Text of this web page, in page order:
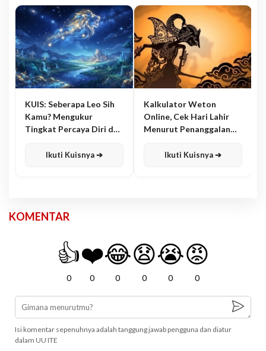
KUIS: Seberapa Leo Sih
Kamu? Mengukur
Tingkat Percaya Diri dan
Ikuti Kuisnya ➔
Kalkulator Weton
Online, Cek Hari Lahir
Menurut Penanggalan
Ikuti Kuisnya ➔
KOMENTAR
👍
0
❤️
0
😂
0
😧
0
😭
0
😡
0
Isi komentar sepenuhnya adalah tanggung jawab pengguna dan diatur
dalam UU ITE